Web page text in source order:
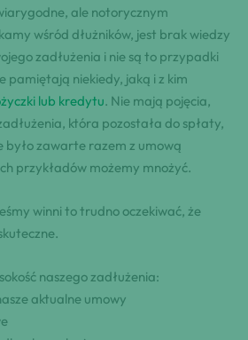
ale notorycznym
wśród dłużników, jest brak wiedzy
zadłużenia i nie są to przypadki
pamiętają niekiedy, jaką i z kim
lub kredytu. Nie mają pojęcia,
która pozostała do spłaty,
było zawarte razem z umową
przykładów możemy mnożyć.
winni to trudno oczekiwać, że
naszego zadłużenia:
aktualne umowy